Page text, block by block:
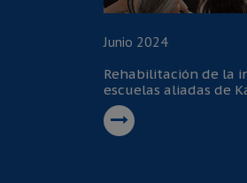
Junio 2024
Rehabilitación de la
escuelas aliadas de